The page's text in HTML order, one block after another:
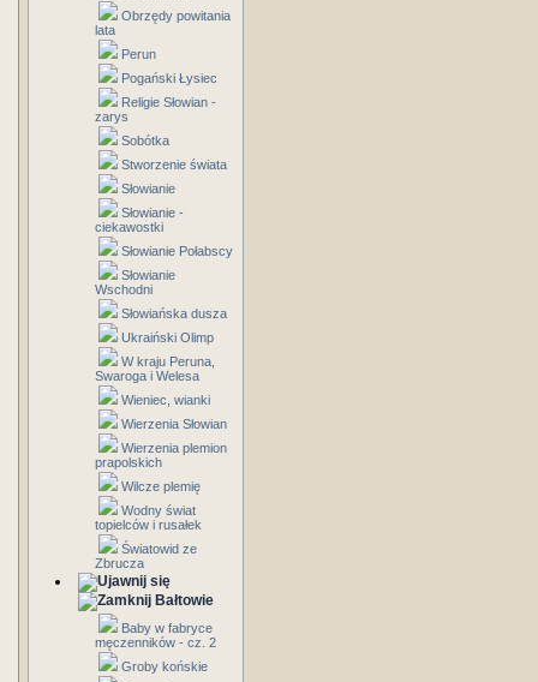
Obrzędy powitania
lata
Perun
Pogański Łysiec
Religie Słowian -
zarys
Sobótka
Stworzenie świata
Słowianie
Słowianie -
ciekawostki
Słowianie Połabscy
Słowianie
Wschodni
Słowiańska dusza
Ukraiński Olimp
W kraju Peruna,
Swaroga i Welesa
Wieniec, wianki
Wierzenia Słowian
Wierzenia plemion
prapolskich
Wilcze plemię
Wodny świat
topielców i rusałek
Światowid ze
Zbrucza
Bałtowie
Baby w fabryce
męczenników - cz. 2
Groby końskie